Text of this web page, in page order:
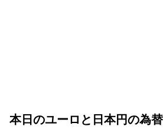
本日のユーロと日本円の為